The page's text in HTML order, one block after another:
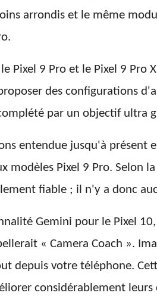
arrondis et le même
Pixel 9 Pro et le Pixel 9
des configurations
par un objectif ultra
entendue jusqu'à présent
Pixel 9 Pro. Selon
fiable ; il n'y a donc
Gemini pour le Pixel
« Camera Coach ».
depuis votre téléphone.
considérablement leurs